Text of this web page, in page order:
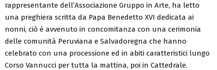
rappresentante dell’Associazione Gruppo in Arte, ha letto
una preghiera scritta da Papa Benedetto XVI dedicata ai
nonni, ciò è avvenuto in concomitanza con una cerimonia
delle comunità Peruviana e Salvadoregna che hanno
celebrato con una processione ed in abiti caratteristici lungo
Corso Vannucci per tutta la mattina, poi in Cattedrale.